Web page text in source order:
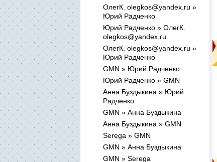
ОлегК. olegkos@yandex.ru »
Юрий Радченко
Юрий Радченко » ОлегК.
olegkos@yandex.ru
ОлегК. olegkos@yandex.ru »
Юрий Радченко
GMN » Юрий Радченко
Юрий Радченко » GMN
Анна Буздыкина » Юрий
Радченко
GMN » Анна Буздыкина
Анна Буздыкина » GMN
Serega » GMN
GMN » Анна Буздыкина
GMN » Serega